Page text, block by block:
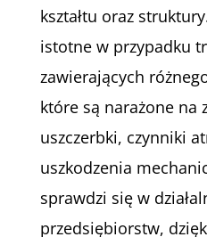
kształtu oraz
istotne w przypadku
zawierających
które są narażone na
uszczerbki, czynniki
uszkodzenia
sprawdzi się w
przedsiębiorstw,